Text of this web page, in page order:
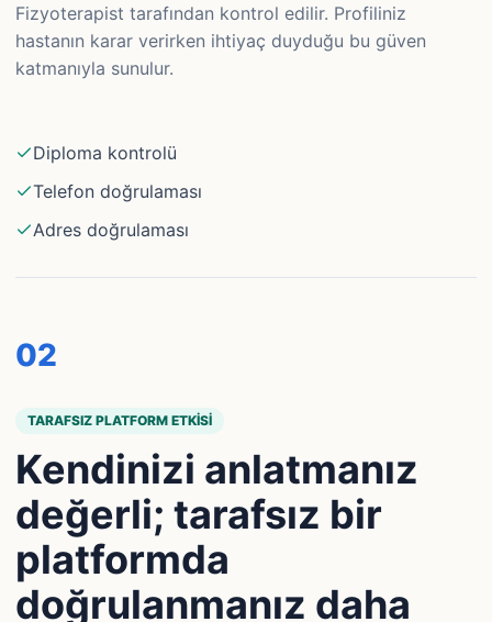
Fizyoterapist tarafından kontrol edilir. Profiliniz
hastanın karar verirken ihtiyaç duyduğu bu güven
katmanıyla sunulur.
Diploma kontrolü
Telefon doğrulaması
Adres doğrulaması
02
TARAFSIZ PLATFORM ETKISI
Kendinizi anlatmanız
değerli; tarafsız bir
platformda
doğrulanmanız daha